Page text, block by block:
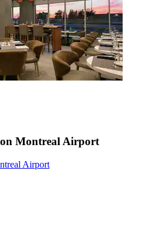
Montreal Airport
Airport